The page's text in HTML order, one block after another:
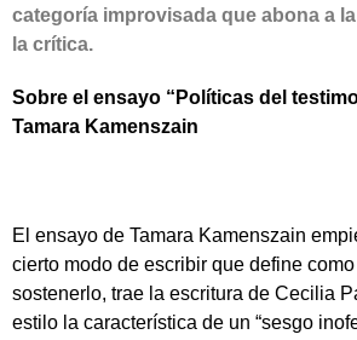
categoría improvisada que abona a
la crítica.
Sobre el ensayo “Políticas del
Tamara Kamenszain
El ensayo de Tamara Kamenszain
cierto modo de escribir que define como
sostenerlo, trae la escritura de Cecilia
estilo la característica de un “sesgo